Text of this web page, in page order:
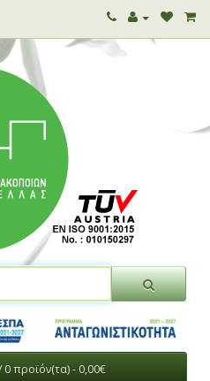
0 προϊόν(τα) - 0,00€